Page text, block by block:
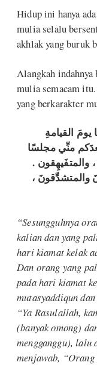
Hidup ini hanya
mulia selalu
akhlak yang buruk
Alangkah
mulia semacam
yang berkarakter
القيامةِ
منِّي مجلسًا
والمتفَيهِقون .
والمتشدِّقونَ ،
“Sesungguhnya
kalian dan yang
hari kiamat kelak
Dan orang yang
pada hari kiamat
mutasyaddiqun
“Ya Rasulallah,
(banyak omong)
mengganggu),
menjawab, “Orang